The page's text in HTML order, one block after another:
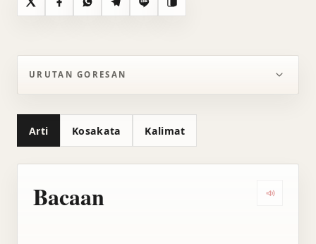
X FacebookWhatsAppTelegramLine Salin
URUTAN GORESAN
Arti Kosakata Kalimat
Bacaan